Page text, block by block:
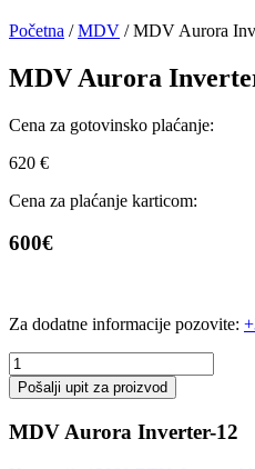
Početna /MDV / MDV Aurora
MDV Aurora
Cena za gotovinsko plaćanje:
620 €
Cena za plaćanje karticom:
600€
Za dodatne informacije pozovite:
MDV
Aurora
Inverter-
12
količina
Pošalji upit za proizvod
MDV Aurora Inverter-12